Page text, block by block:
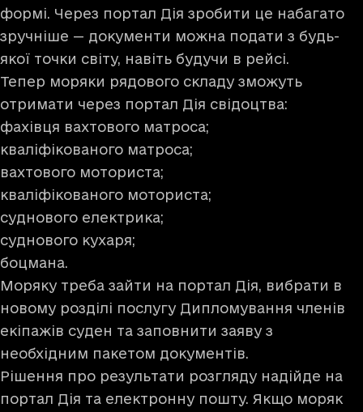
формі. Через портал Дія зробити це набагато
зручніше — документи можна подати з будь-
якої точки світу, навіть будучи в рейсі.
Тепер моряки рядового складу зможуть
отримати через портал Дія свідоцтва:
фахівця вахтового матроса;
кваліфікованого матроса;
вахтового моториста;
кваліфікованого моториста;
суднового електрика;
суднового кухаря;
боцмана.
Моряку треба зайти на портал Дія, вибрати в
новому розділі послугу Дипломування членів
екіпажів суден та заповнити заяву з
необхідним пакетом документів.
Рішення про результати розгляду надійде на
портал Дія та електронну пошту. Якщо моряк